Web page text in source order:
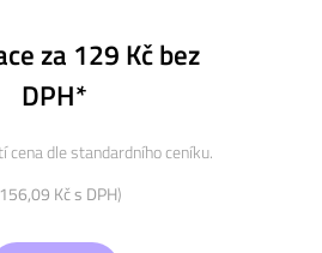
za 129 Kč bez
DPH*
cena dle standardního ceníku.
156,09 Kč s DPH)